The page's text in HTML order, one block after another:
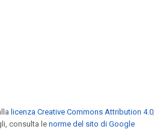
licenza Creative Commons Attribution 4.0
consulta lenorme del sito di Google